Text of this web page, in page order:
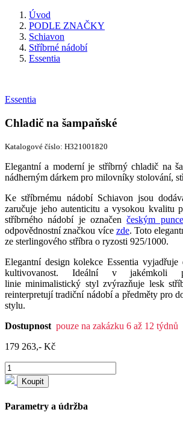
Úvod
PODLE ZNAČKY
Schiavon
Stříbrné nádobí
Essentia
Essentia
Chladič na šampaňské
Katalogové číslo: H321001820
Elegantní a moderní je stříbrný chladič na
nádherným dárkem pro milovníky stolování,
Ke stříbrnému nádobí Schiavon jsou
zaručuje jeho autenticitu a vysokou kvalitu
stříbrného nádobí je označenčeským
odpovědnostní značkou více zde. Toto
ze sterlingového stříbra o ryzosti 925/1000.
Elegantní design kolekce Essentia vyjadřuje
kultivovanost.
Ideální v jakémkoli
linie minimalistický styl zvýrazňuje lesk
reinterpretují tradiční nádobí a předměty pro
stylu.
Dostupnost pouze na zakázku 6 až 12 týdnů
179 263,- Kč
Koupit
Parametry a údržba